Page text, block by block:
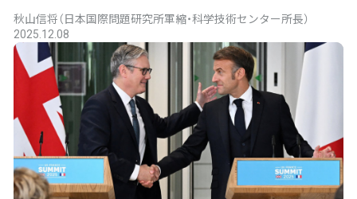
秋山信将（日本国際問題研究所軍縮・科学技術センター所長）
2025.12.08